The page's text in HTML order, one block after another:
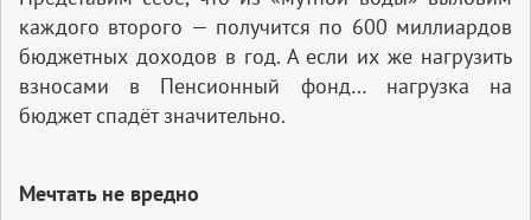
каждого второго — получится по 600 миллиардов
бюджетных доходов в год. А если их же нагрузить
взносами в Пенсионный фонд… нагрузка на
бюджет спадёт значительно.
Мечтать не вредно